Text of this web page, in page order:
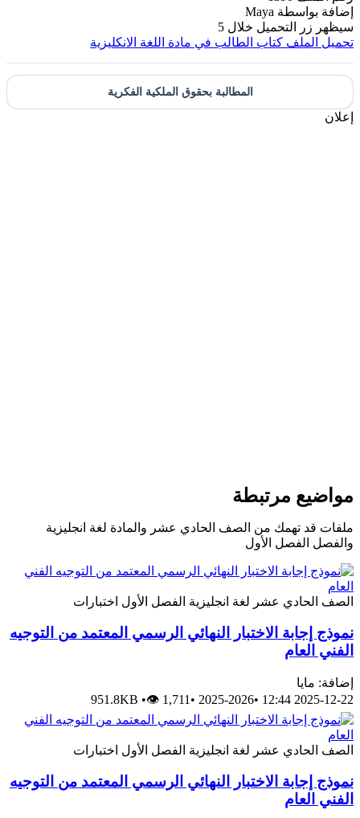
بواسطة Maya
التحميل خلال 5
كتاب الطالب في مادة اللغة الانكليزية
المطالبة بحقوق الملكية الفكرية
مرتبطة
تهمك من الصف الحادي عشر والمادة لغة انجليزية
الفصل الأول
عشر لغة انجليزية الفصل الأول اختبارات
إجابة الاختبار النهائي الرسمي المعتمد من التوجيه
2025-
•
2025-2026
•
951.8KB •👁 1,711
عشر لغة انجليزية الفصل الأول اختبارات
إجابة الاختبار النهائي الرسمي المعتمد من التوجيه